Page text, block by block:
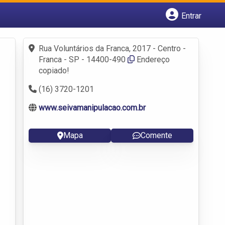
Entrar
Fazer login
Criar conta
Rua Voluntários da Franca, 2017 - Centro -
Franca - SP - 14400-490
Endereço
copiado!
(16) 3720-1201
www.seivamanipulacao.com.br
Mapa Comente